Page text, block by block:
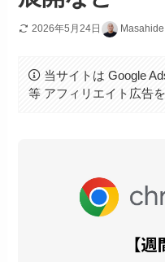
2026年5月24日
当サイトは Google
等 アフィリエイト広告